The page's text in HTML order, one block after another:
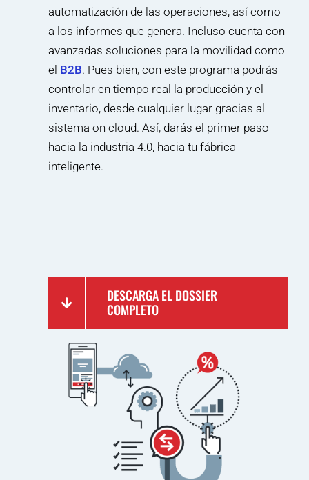
automatización de las operaciones, así como
a los informes que genera. Incluso cuenta con
avanzadas soluciones para la movilidad como
el B2B. Pues bien, con este programa podrás
controlar en tiempo real la producción y el
inventario, desde cualquier lugar gracias al
sistema on cloud. Así, darás el primer paso
hacia la industria 4.0, hacia tu fábrica
inteligente.
DESCARGA EL DOSSIER
COMPLETO